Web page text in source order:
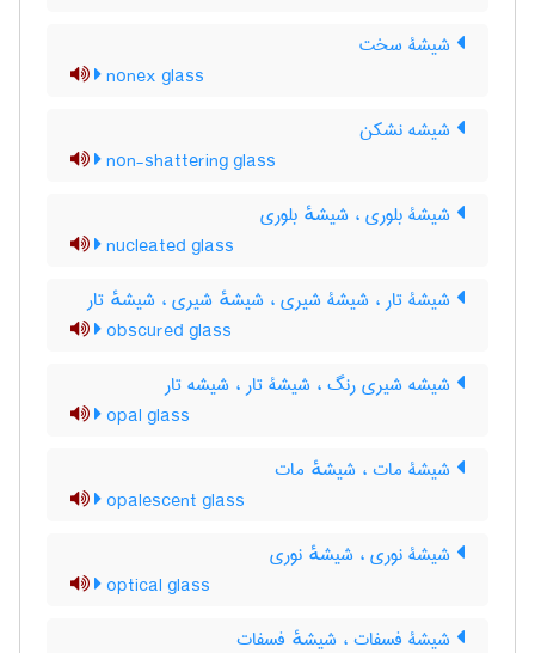
شیشۀ سخت
nonex glass
شیشه نشکن
non-shattering glass
شیشۀ بلوری ، شیشهٔ بلوری
nucleated glass
شیشۀ تار ، شیشۀ شیری ، شیشهٔ شیری ، شیشهٔ تار
obscured glass
شیشه شیری رنگ ، شیشۀ تار ، شیشه تار
opal glass
شیشۀ مات ، شیشهٔ مات
opalescent glass
شیشۀ نوری ، شیشهٔ نوری
optical glass
شیشۀ فسفات ، شیشهٔ فسفات